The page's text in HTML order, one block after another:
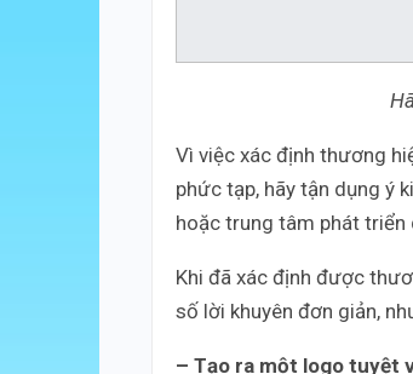
Vì việc xác định thương
phức tạp, hãy tận dụng ý
hoặc trung tâm phát triển
Khi đã xác định được
số lời khuyên đơn giản,
– Tạo ra một logo tuyệt